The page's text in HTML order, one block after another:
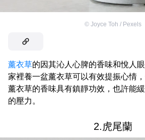
© Joyce Toh / Pexels
薰衣草的因其沁人心脾的香味和悅人
家裡養一盆薰衣草可以有效提振心情
薰衣草的香味具有鎮靜功效，也許能
的壓力。
2.虎尾蘭